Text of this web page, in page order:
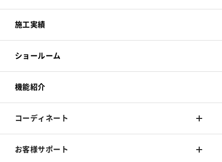
カーテン
床材
カーペット
椅子張
壁装材
カーテン
床材
カーペット
椅子張
施工実績
ショールーム
機能紹介
コーディネート
着せ替えシミュレーション
お客様サポート